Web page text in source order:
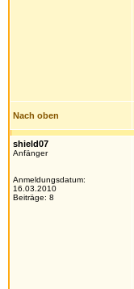
Nach oben
shield07
Anfänger
Anmeldungsdatum:
16.03.2010
Beiträge: 8